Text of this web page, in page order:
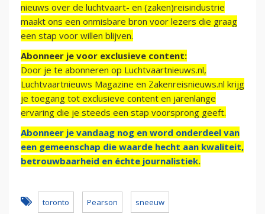
nieuws over de luchtvaart- en (zaken)reisindustrie
maakt ons een onmisbare bron voor lezers die graag
een stap voor willen blijven.
Abonneer je voor exclusieve content:
Door je te abonneren op Luchtvaartnieuws.nl,
Luchtvaartnieuws Magazine en Zakenreisnieuws.nl krijg
je toegang tot exclusieve content en jarenlange
ervaring die je steeds een stap voorsprong geeft.
Abonneer je vandaag nog en word onderdeel van
een gemeenschap die waarde hecht aan kwaliteit,
betrouwbaarheid en échte journalistiek.
toronto Pearson sneeuw